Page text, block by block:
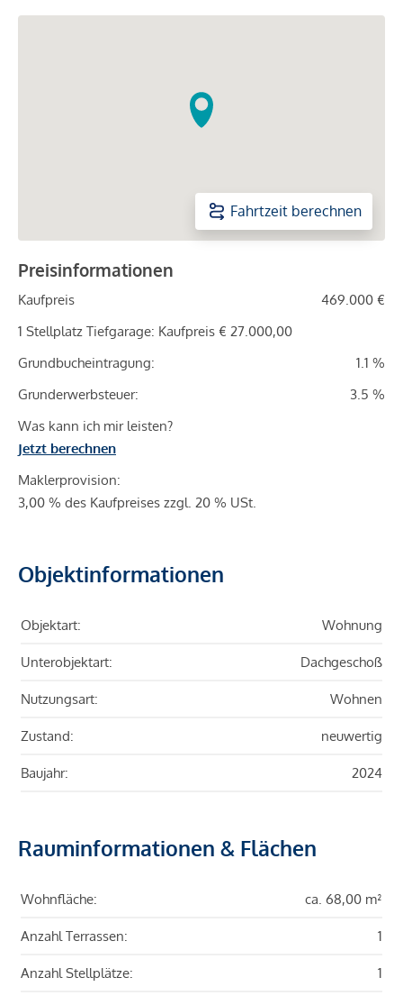
Fahrtzeit berechnen
Preisinformationen
Kaufpreis
469.000 €
1 Stellplatz Tiefgarage: Kaufpreis € 27.000,00
Grundbucheintragung:
1.1 %
Grunderwerbsteuer:
3.5 %
Was kann ich mir leisten?
Jetzt berechnen
Maklerprovision:
3,00 % des Kaufpreises zzgl. 20 % USt.
Objektinformationen
Objektart: Wohnung
Unterobjektart: Dachgeschoß
Nutzungsart: Wohnen
Zustand: neuwertig
Baujahr: 2024
Rauminformationen & Flächen
Wohnfläche: ca. 68,00 m²
Anzahl Terrassen: 1
Anzahl Stellplätze: 1